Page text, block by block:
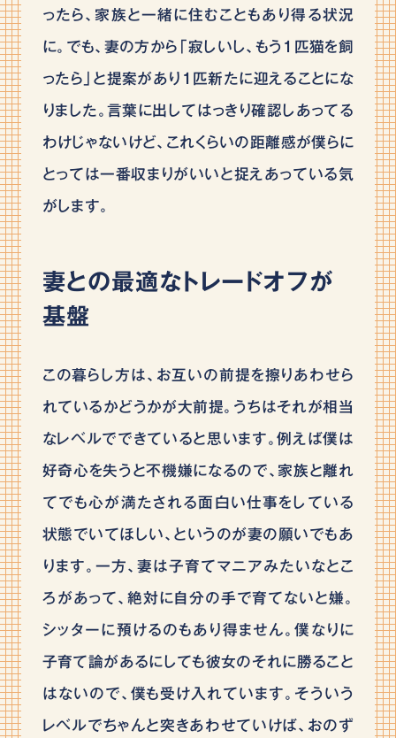
ったら、家族と一緒に住むこともあり得る状況
に。でも、妻の方から「寂しいし、もう1匹猫を飼
ったら」と提案があり1匹新たに迎えることにな
りました。言葉に出してはっきり確認しあってる
わけじゃないけど、これくらいの距離感が僕らに
とっては一番収まりがいいと捉えあっている気
がします。
妻との最適なトレードオフが
基盤
この暮らし方は、お互いの前提を擦りあわせら
れているかどうかが大前提。うちはそれが相当
なレベルでできていると思います。例えば僕は
好奇心を失うと不機嫌になるので、家族と離れ
てでも心が満たされる面白い仕事をしている
状態でいてほしい、というのが妻の願いでもあ
ります。一方、妻は子育てマニアみたいなとこ
ろがあって、絶対に自分の手で育てないと嫌。
シッターに預けるのもあり得ません。僕なりに
子育て論があるにしても彼女のそれに勝ること
はないので、僕も受け入れています。そういう
レベルでちゃんと突きあわせていけば、おのず